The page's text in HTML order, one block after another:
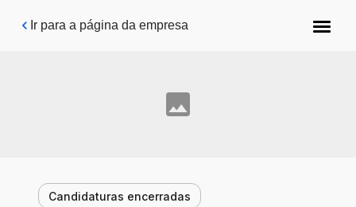
Pular para o conteúdo principal
Ir para a página da empresa
Candidaturas encerradas